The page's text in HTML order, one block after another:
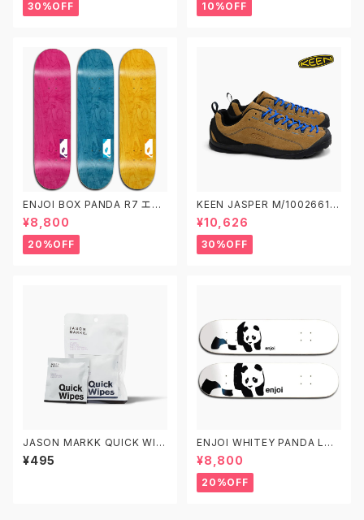
ノラ 黒白
30%OFF 10%OFF
ENJOI BOX PANDA R7 エン
ジョイ スケートボード デッキ ス
ケボー 8.0 8.25 8.5
¥8,800
20%OFF
KEEN JASPER M/1002661
W/1004337 キーン ジャスパ
ー アウトドアスニーカー
¥10,626
30%OFF
JASON MARKK QUICK WIP
ES 3 PACK ジェイソンマーク
クイックワイプス 3パック スニ
¥495
ENJOI WHITEY PANDA LOG
O エンジョイ スケートボード デ
ッキ スケボー7.5 7.75 8.0 8.2
5 8.5 子供用 キッズ
¥8,800
20%OFF